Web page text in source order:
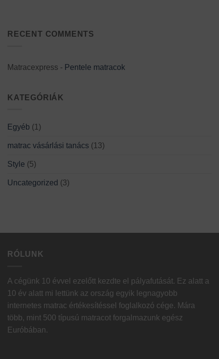
RECENT COMMENTS
Matracexpress - Pentele matracok
KATEGÓRIÁK
Egyéb (1)
matrac vásárlási tanács (13)
Style (5)
Uncategorized (3)
RÓLUNK
A cégünk 10 évvel ezelőtt kezdte el pályafutását. Ez alatt a
10 év alatt mi lettünk az ország egyik legnagyobb
internetes matrac értékesítéssel foglalkozó cége. Mára
több, mint 500 típusú matracot forgalmazunk egész
Euróbában.